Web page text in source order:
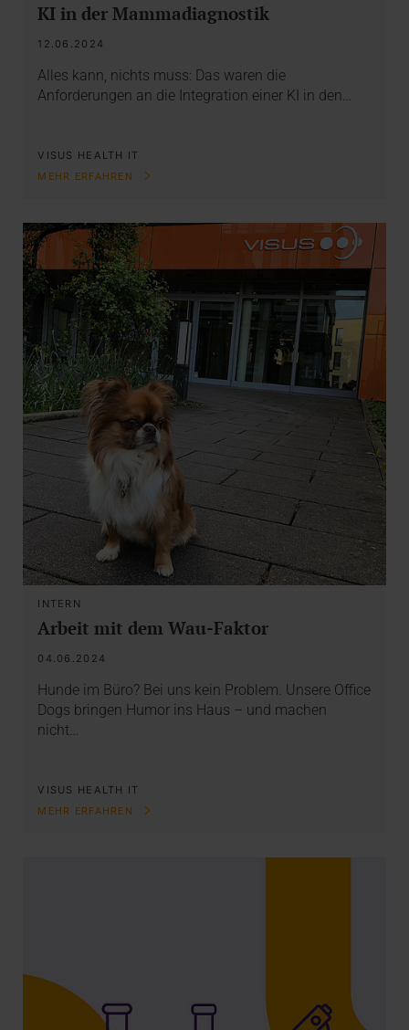
KI in der Mammadiagnostik
12.06.2024
Alles kann, nichts muss: Das waren die
Anforderungen an die Integration einer KI in den…
VISUS HEALTH IT
MEHR ERFAHREN
INTERN
Arbeit mit dem Wau-Faktor
04.06.2024
Hunde im Büro? Bei uns kein Problem. Unsere Office
Dogs bringen Humor ins Haus – und machen
nicht…
VISUS HEALTH IT
MEHR ERFAHREN